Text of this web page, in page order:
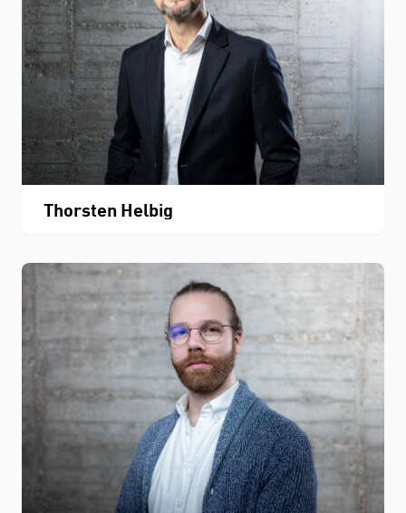
STUDIUM
FACHBEREICH
THEMEN
Thorsten Helbig